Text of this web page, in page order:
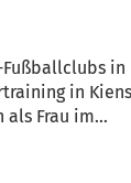
in
als Frau im